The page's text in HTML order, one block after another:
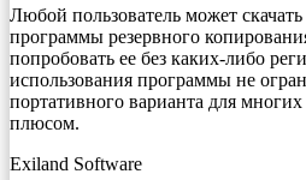
Любой пользователь может
программы резервного
попробовать ее без каких-либо
использования программы не
портативного варианта для многих
плюсом.
Exiland Software